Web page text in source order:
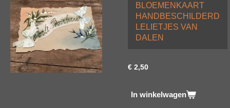
BLOEMENKAART
HANDBESCHILDERD
LELIETJES VAN
DALEN
€ 2,50
In winkelwagen